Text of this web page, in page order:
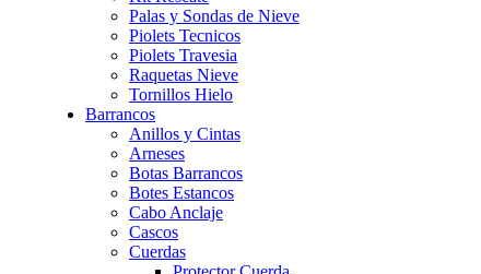
Palas y Sondas de Nieve
Piolets Tecnicos
Piolets Travesia
Raquetas Nieve
Tornillos Hielo
Barrancos
Anillos y Cintas
Arneses
Botas Barrancos
Botes Estancos
Cabo Anclaje
Cascos
Cuerdas